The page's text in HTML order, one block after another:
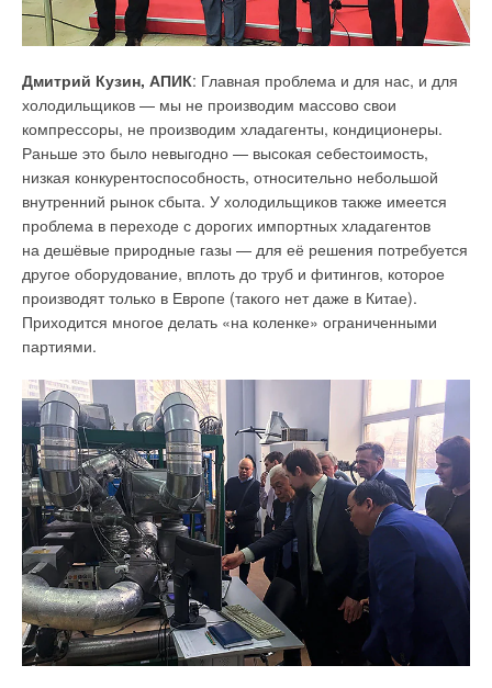
Дмитрий Кузин, АПИК: Главная проблема и для нас, и для
холодильщиков — мы не производим массово свои
компрессоры, не производим хладагенты, кондиционеры.
Раньше это было невыгодно — высокая себестоимость,
низкая конкурентоспособность, относительно небольшой
внутренний рынок сбыта. У холодильщиков также имеется
проблема в переходе с дорогих импортных хладагентов
на дешёвые природные газы — для её решения потребуется
другое оборудование, вплоть до труб и фитингов, которое
производят только в Европе (такого нет даже в Китае).
Приходится многое делать «на коленке» ограниченными
партиями.
не соответствующие специалистам, выполняющим проект
организации строительства.
А в п. 26-1 раздела 10 «Требования к обеспечению
безопасной эксплуатации объектов капитального
строительства» содержится подпункт «з)перечень
требований энергетической эффективности, которым
здание должно соответствовать при вводе
в эксплуатацию и в процессе эксплуатации, и сроки,
в течение которых в процессе эксплуатации должно быть
обеспечено выполнение указанных требований
энергетической эффективности (за исключением зданий,
на которые требования энергетической эффективности
не распространяются)». Всё это подтверждает, что
неправильно был исключён раздел 101 «Мероприятия по
эффективности…», который, в соответствии с требованиями
СНиП 23-02-2003, имел чёткое и ясное название
«Энергоэффективность зданий».
И такой раздел должен быть восстановлен в составе
разделов проектной документации строящихся и капитально
ремонтируемых зданий, потому что этот раздел, как никакой
другой, включая отдельные мероприятия, которые могут
быть указаны в специализированных разделах, оценивает их
воздействие по суммарному удельному годовому расходу
энергетических ресурсов, сравнивая его с нормируемыми
показателями, на основании чего устанавливается